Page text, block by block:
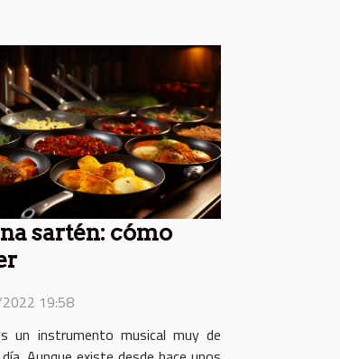
sartén: cómo
19:58
un instrumento musical muy de